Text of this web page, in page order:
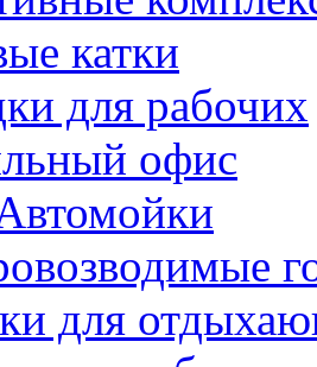
катки
для рабочих
офис
для